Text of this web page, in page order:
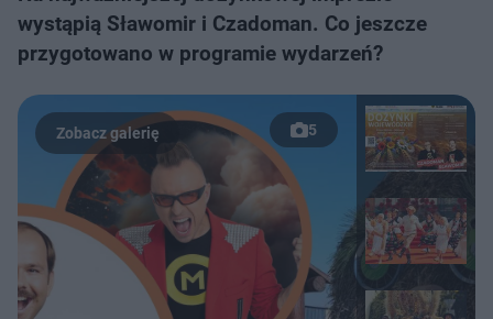
wystąpią Sławomir i Czadoman. Co jeszcze
przygotowano w programie wydarzeń?
5